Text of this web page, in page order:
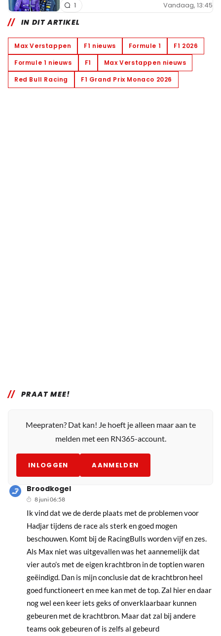
Vandaag, 13:45
1
IN DIT ARTIKEL
Max Verstappen F1 nieuws Formule 1
F1 2026
Formule 1 nieuws
F1
Max Verstappen nieuws
Red Bull Racing
F1 Grand Prix Monaco 2026
PRAAT MEE!
Meepraten? Dat kan! Je hoeft je alleen maar aan te
melden met een RN365-account.
INLOGGEN AANMELDEN
Broodkogel
8 juni 06:58
Ik vind dat we de derde plaats met de problemen voor
Hadjar tijdens de race als sterk en goed mogen
beschouwen. Komt bij de RacingBulls worden vijf en zes.
Als Max niet was uitgevallen was het aannemelijk dat
vier auto’s met de eigen krachtbron in de toptien waren
geëindigd. Dan is mijn conclusie dat de krachtbron heel
goed functioneert en mee kan met de top. Zal hier en daar
nog wel een keer iets geks of onverklaarbaar kunnen
gebeuren met de krachtbron. Maar dat zal bij andere
teams ook gebeuren of is zelfs al gebeurd